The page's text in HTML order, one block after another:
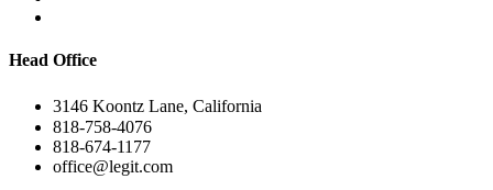
Head Office
3146 Koontz Lane, California
818-758-4076
818-674-1177
office@legit.com